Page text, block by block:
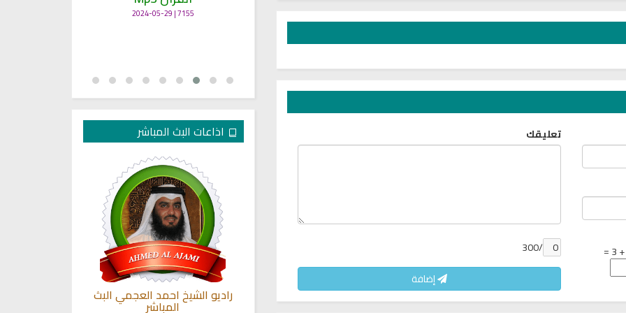
تعليقك
/300
إضافة
6806 | 2024-05-29
7155 | 2024-05-29
اذاعات البث المباشر
راديو الشبكة الاسلامية للقرآن من
مصر بث مباشر
راديو مباشر للقرآن الكريم الشيخ
محمد جبريل
راديو الشيخ احمد العجمي البث
المباشر